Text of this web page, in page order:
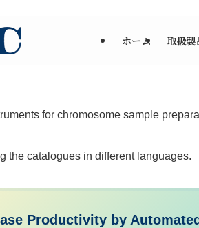
ホーム 取扱製
for chromosome sample
the catalogues in different languages.
Productivity by